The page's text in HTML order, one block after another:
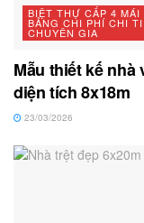
BIỆT THỰ CẤP 4
BẢNG CHI PHÍ CHI
CHUYÊN GIA
Mẫu thiết kế nhà
diện tích 8x18m
23/03/2026